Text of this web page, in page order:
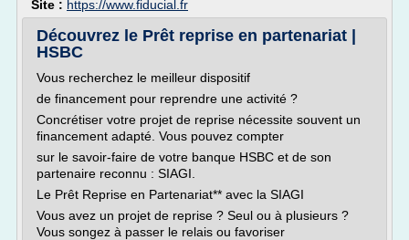
Site : https://www.fiducial.fr
Découvrez le Prêt reprise en partenariat |
HSBC
Vous recherchez le meilleur dispositif
de financement pour reprendre une activité ?
Concrétiser votre projet de reprise nécessite souvent un
financement adapté. Vous pouvez compter
sur le savoir-faire de votre banque HSBC et de son
partenaire reconnu : SIAGI.
Le Prêt Reprise en Partenariat** avec la SIAGI
Vous avez un projet de reprise ? Seul ou à plusieurs ?
Vous songez à passer le relais ou favoriser